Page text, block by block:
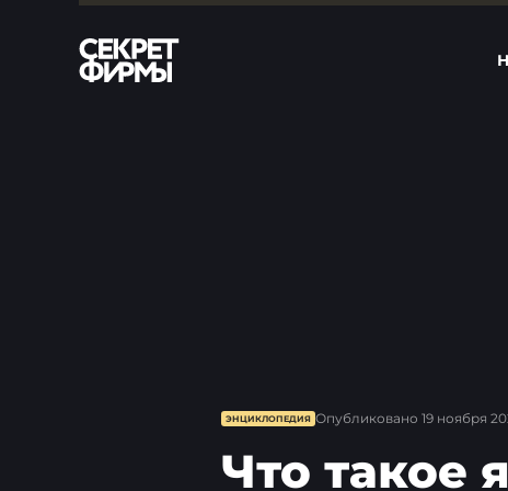
ЭНЦИКЛОПЕДИЯ Опубликовано 19 ноября
Что такое